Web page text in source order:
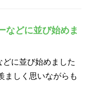
などに並び始めま
に並び始めました
ましく思いながらも